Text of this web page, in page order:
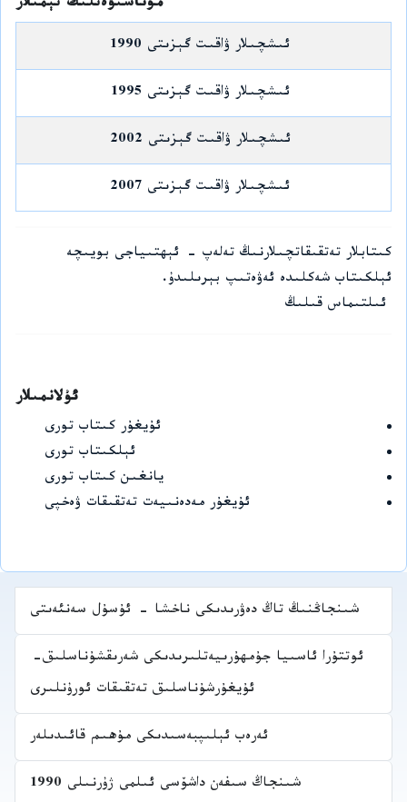
ئىشچىلار ۋاقىت گېزىتى 1990
ئىشچىلار ۋاقىت گېزىتى 1995
ئىشچىلار ۋاقىت گېزىتى 2002
ئىشچىلار ۋاقىت گېزىتى 2007
كىتابلار تەتقىقاتچىلارنىڭ تەلەپ - ئېھتىياجى بويىچە
ئېلكىتاب شەكلىدە ئەۋەتىپ بېرىلىدۇ.
ئىلتىماس قىلىڭ
ئۇلانمىلار
ئۇيغۇر كىتاب تورى
ئېلكىتاب تورى
يانغىن كىتاب تورى
ئۇيغۇر مەدەنىيەت تەتقىقات ۋەخپى
شىنجاڭنىڭ تاڭ دەۋرىدىكى ناخشا - ئۇسۇل سەنئەىتى
ئوتتۇرا ئاسىيا جۇمھۇرىيەتلىرىدىكى شەرىقشۇناسلىق-
ئۇيغۇرشۇناسلىق تەتقىقات ئورۇنلىرى
ئەرەب ئېلىپبەسىدىكى مۇھىم قائىدىلەر
شىنجاڭ سىفەن داشۆسى ئىلمى ژۇرنىلى 1990